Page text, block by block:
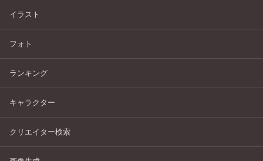
イラスト
フォト
ランキング
キャラクター
クリエイター検索